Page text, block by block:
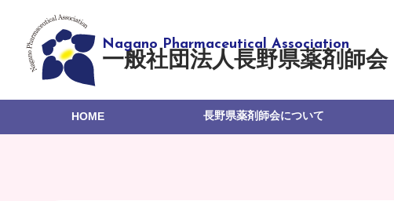
一般社団法人長野県薬剤師会
HOME 長野県薬剤師会について